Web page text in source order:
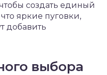
создать единый
яркие пуговки,
добавить
выбора